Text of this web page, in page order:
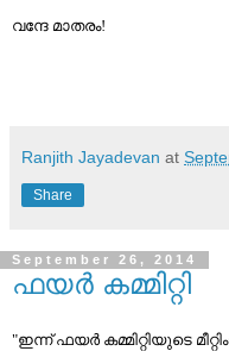
വന്ദേ മാതരം!
Ranjith Jayadevan at
Share
September 26, 2014
ഫയര്‍ കമ്മിറ്റി
"ഇന്ന് ഫയര്‍ കമ്മിറ്റിയുടെ